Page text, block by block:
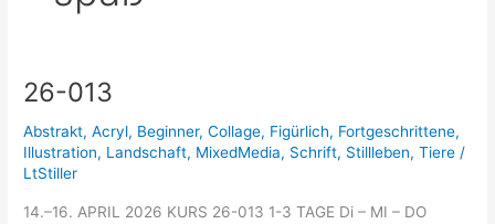
26-013
Abstrakt,Acryl, Beginner,Collage, Figürlich, Fortgeschrittene,
Illustration, Landschaft, MixedMedia, Schrift, Stillleben,Tiere /
LtStiller
14.–16. APRIL 2026 KURS 26-013 1-3 TAGE Di – MI – DO
26-